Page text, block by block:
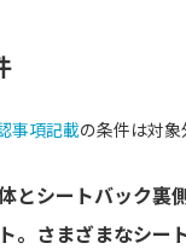
事項記載の条件は対象
とシートバック裏
。さまざまなシー